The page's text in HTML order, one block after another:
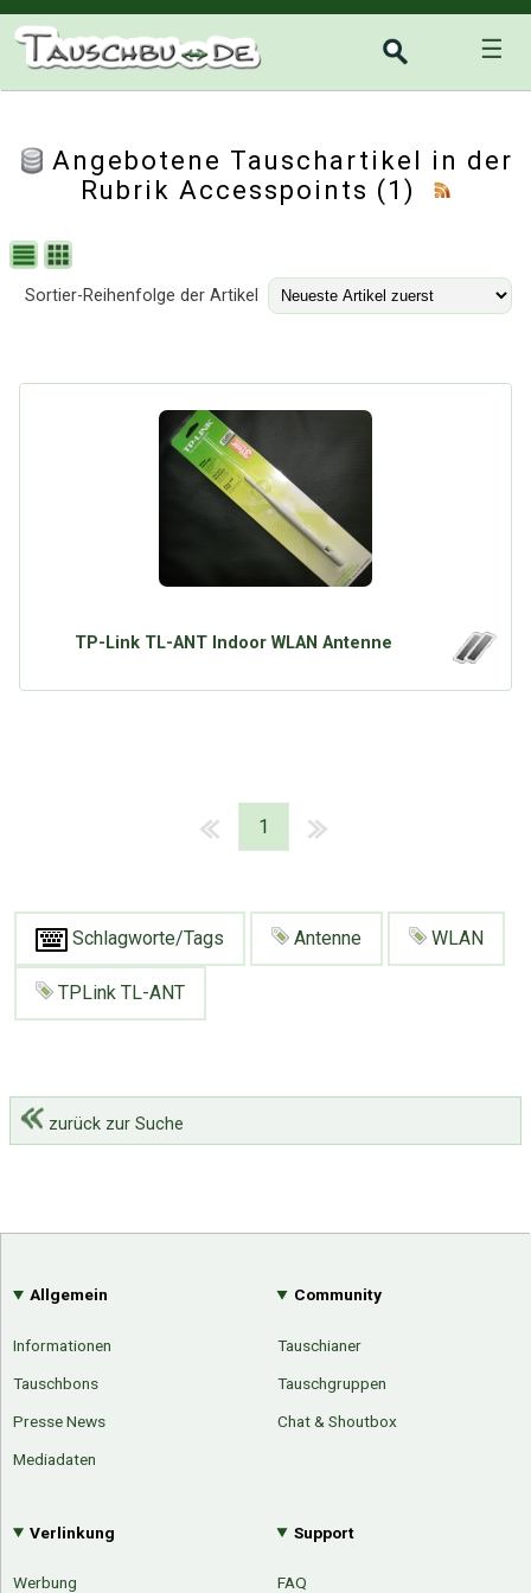
☰
Angebotene Tauschartikel in der
Rubrik Accesspoints (1)
Sortier-Reihenfolge der Artikel
TP-Link TL-ANT Indoor WLAN Antenne
1
Schlagworte/Tags Antenne WLAN
TPLink TL-ANT
zurück zur Suche
Allgemein
Informationen
Tauschbons
Presse News
Mediadaten
Community
Tauschianer
Tauschgruppen
Chat & Shoutbox
Verlinkung
Werbung
Support
FAQ